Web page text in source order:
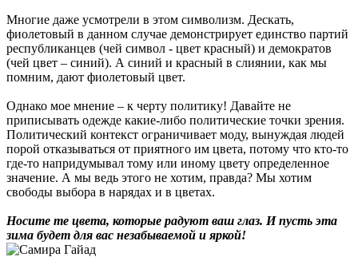
Многие даже усмотрели в этом символизм. Дескать,
фиолетовый в данном случае демонстрирует единство партий
республиканцев (чей символ - цвет красный) и демократов
(чей цвет – синий). А синий и красный в слиянии, как мы
помним, дают фиолетовый цвет.
Однако мое мнение – к черту политику! Давайте не
приписывать одежде какие-либо политические точки зрения.
Политический контекст ограничивает моду, вынуждая людей
порой отказываться от приятного им цвета, потому что кто-то
где-то напридумывал тому или иному цвету определенное
значение. А мы ведь этого не хотим, правда? Мы хотим
свободы выбора в нарядах и в цветах.
Носите те цвета, которые радуют ваш глаз. И пусть эта
зима будет для вас незабываемой и яркой!